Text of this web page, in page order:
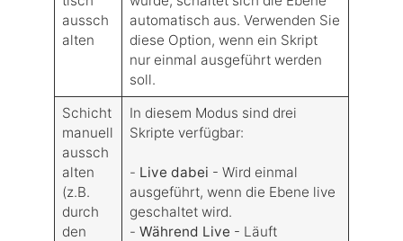
aussch
alten
automatisch aus. Verwenden Sie
diese Option, wenn ein Skript
nur einmal ausgeführt werden
soll.
Schicht
manuell
aussch
alten
(z.B.
durch
den
In diesem Modus sind drei
Skripte verfügbar:
- Live dabei - Wird einmal
ausgeführt, wenn die Ebene live
geschaltet wird.
- Während Live - Läuft